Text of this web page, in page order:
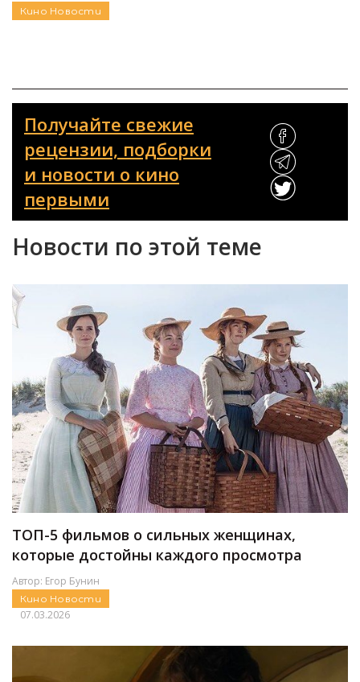
Кино Новости
Получайте свежие
рецензии, подборки
и новости о кино
первыми
Новости по этой теме
ТОП-5 фильмов о сильных женщинах,
которые достойны каждого просмотра
Автор: Егор Бунин
Кино Новости
07.03.2026